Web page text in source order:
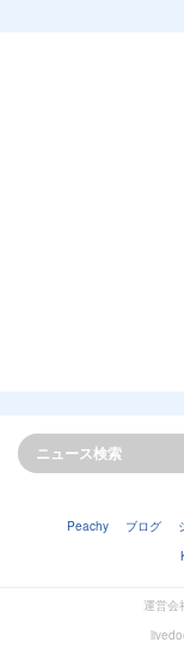
Peachy ブログ
運営会